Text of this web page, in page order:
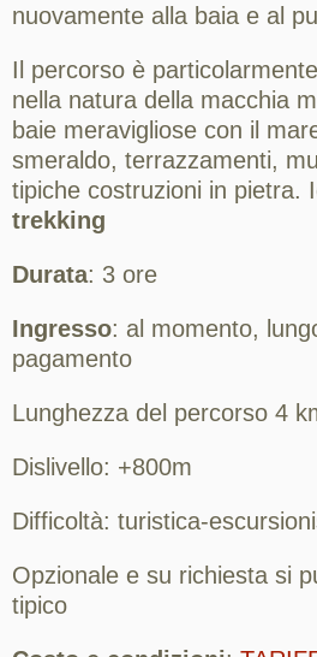
nuovamente alla baia e al
Il percorso è
nella natura della macchia
baie meravigliose con il
smeraldo, terrazzamenti,
tipiche costruzioni in pietra.
trekking
Durata: 3 ore
Ingresso: al momento,
pagamento
Lunghezza del percorso 4
Dislivello: +800m
Difficoltà: turistica-
Opzionale e su richiesta si
tipico